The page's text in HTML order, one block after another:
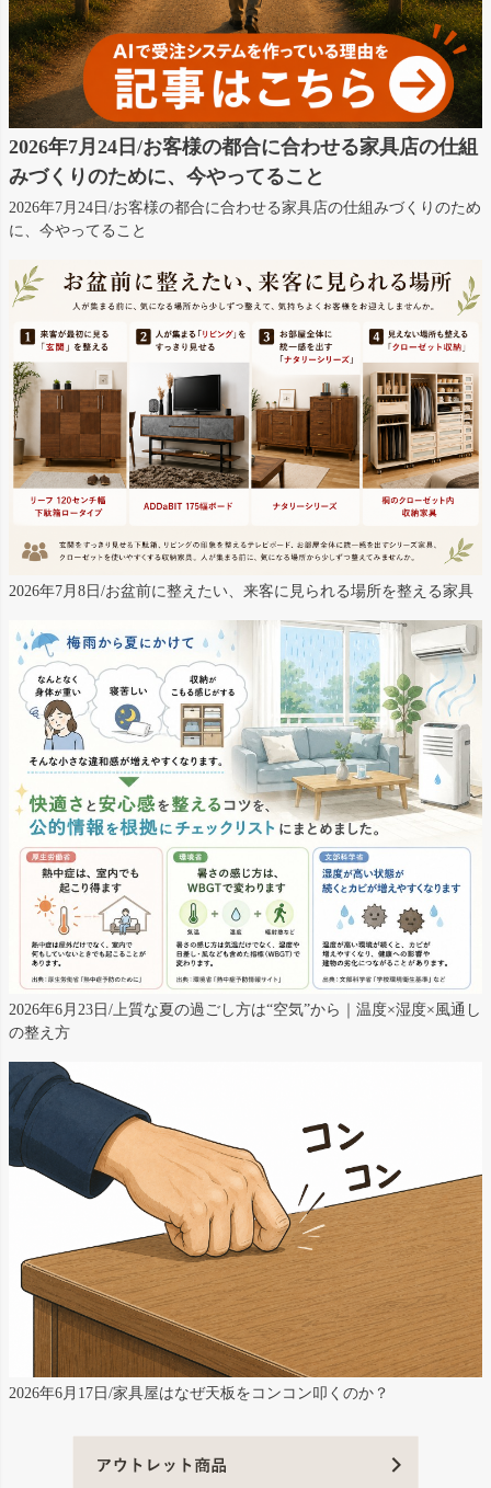
2026年7月24日/お客様の都合に合わせる家具店の仕組
みづくりのために、今やってること
2026年7月24日/お客様の都合に合わせる家具店の仕組みづくりのため
に、今やってること
2026年7月8日/お盆前に整えたい、来客に見られる場所を整える家具
2026年6月23日/上質な夏の過ごし方は“空気”から｜温度×湿度×風通し
の整え方
2026年6月17日/家具屋はなぜ天板をコンコン叩くのか？